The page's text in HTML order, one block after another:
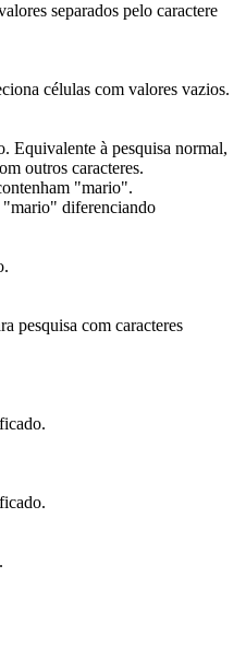
separados pelo caractere
células com valores vazios.
Equivalente à pesquisa normal,
outros caracteres.
"mario".
diferenciando
pesquisa com caracteres